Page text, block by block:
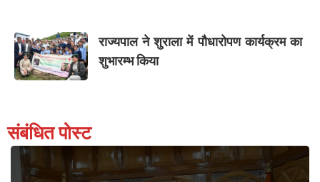
राज्यपाल ने शुराला में पौधारोपण कार्यक्रम का
शुभारम्भ किया
संबंधित पोस्ट